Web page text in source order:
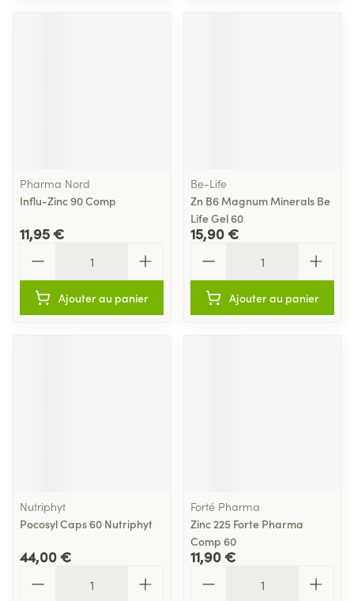
Pharma Nord
Influ-Zinc 90 Comp
11,95 €
Ajouter au panier
Be-Life
Zn B6 Magnum Minerals Be
Life Gel 60
15,90 €
Ajouter au panier
Nutriphyt
Pocosyl Caps 60 Nutriphyt
44,00 €
Forté Pharma
Zinc 225 Forte Pharma
Comp 60
11,90 €